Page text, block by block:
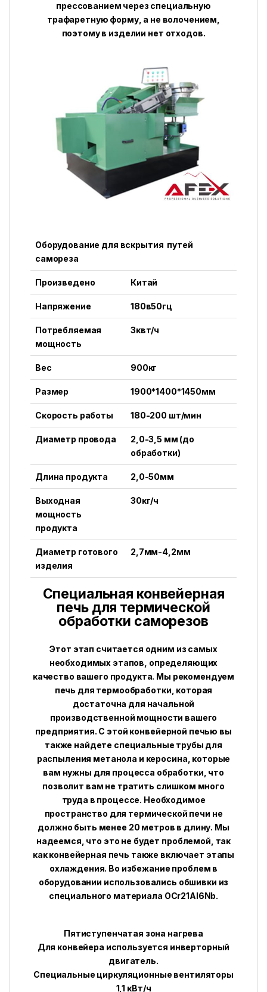
прессованием через специальную
трафаретную форму, а не волочением,
поэтому в изделии нет отходов.
Оборудование для вскрытия путей
самореза
Произведено Китай
Напряжение 180в50гц
Потребляемая
мощность
3квт/ч
Вес 900кг
Размер 1900*1400*1450мм
Скорость работы 180-200 шт/мин
Диаметр провода
2,0-3,5 мм (до
обработки)
Длина продукта 2,0-50мм
Выходная
мощность
продукта
30кг/ч
Диаметр готового
изделия
2,7мм-4,2мм
Специальная конвейерная
печь для термической
обработки саморезов
Этот этап считается одним из самых
необходимых этапов, определяющих
качество вашего продукта. Мы рекомендуем
печь для термообработки, которая
достаточна для начальной
производственной мощности вашего
предприятия. С этой конвейерной печью вы
также найдете специальные трубы для
распыления метанола и керосина, которые
вам нужны для процесса обработки, что
позволит вам не тратить слишком много
труда в процессе. Необходимое
пространство для термической печи не
должно быть менее 20 метров в длину. Мы
надеемся, что это не будет проблемой, так
как конвейерная печь также включает этапы
охлаждения. Во избежание проблем в
оборудовании использовались обшивки из
специального материала OCr21Al6Nb.
Пятиступенчатая зона нагрева
Для конвейера используется инверторный
двигатель.
Специальные циркуляционные вентиляторы
1,1 кВт/ч